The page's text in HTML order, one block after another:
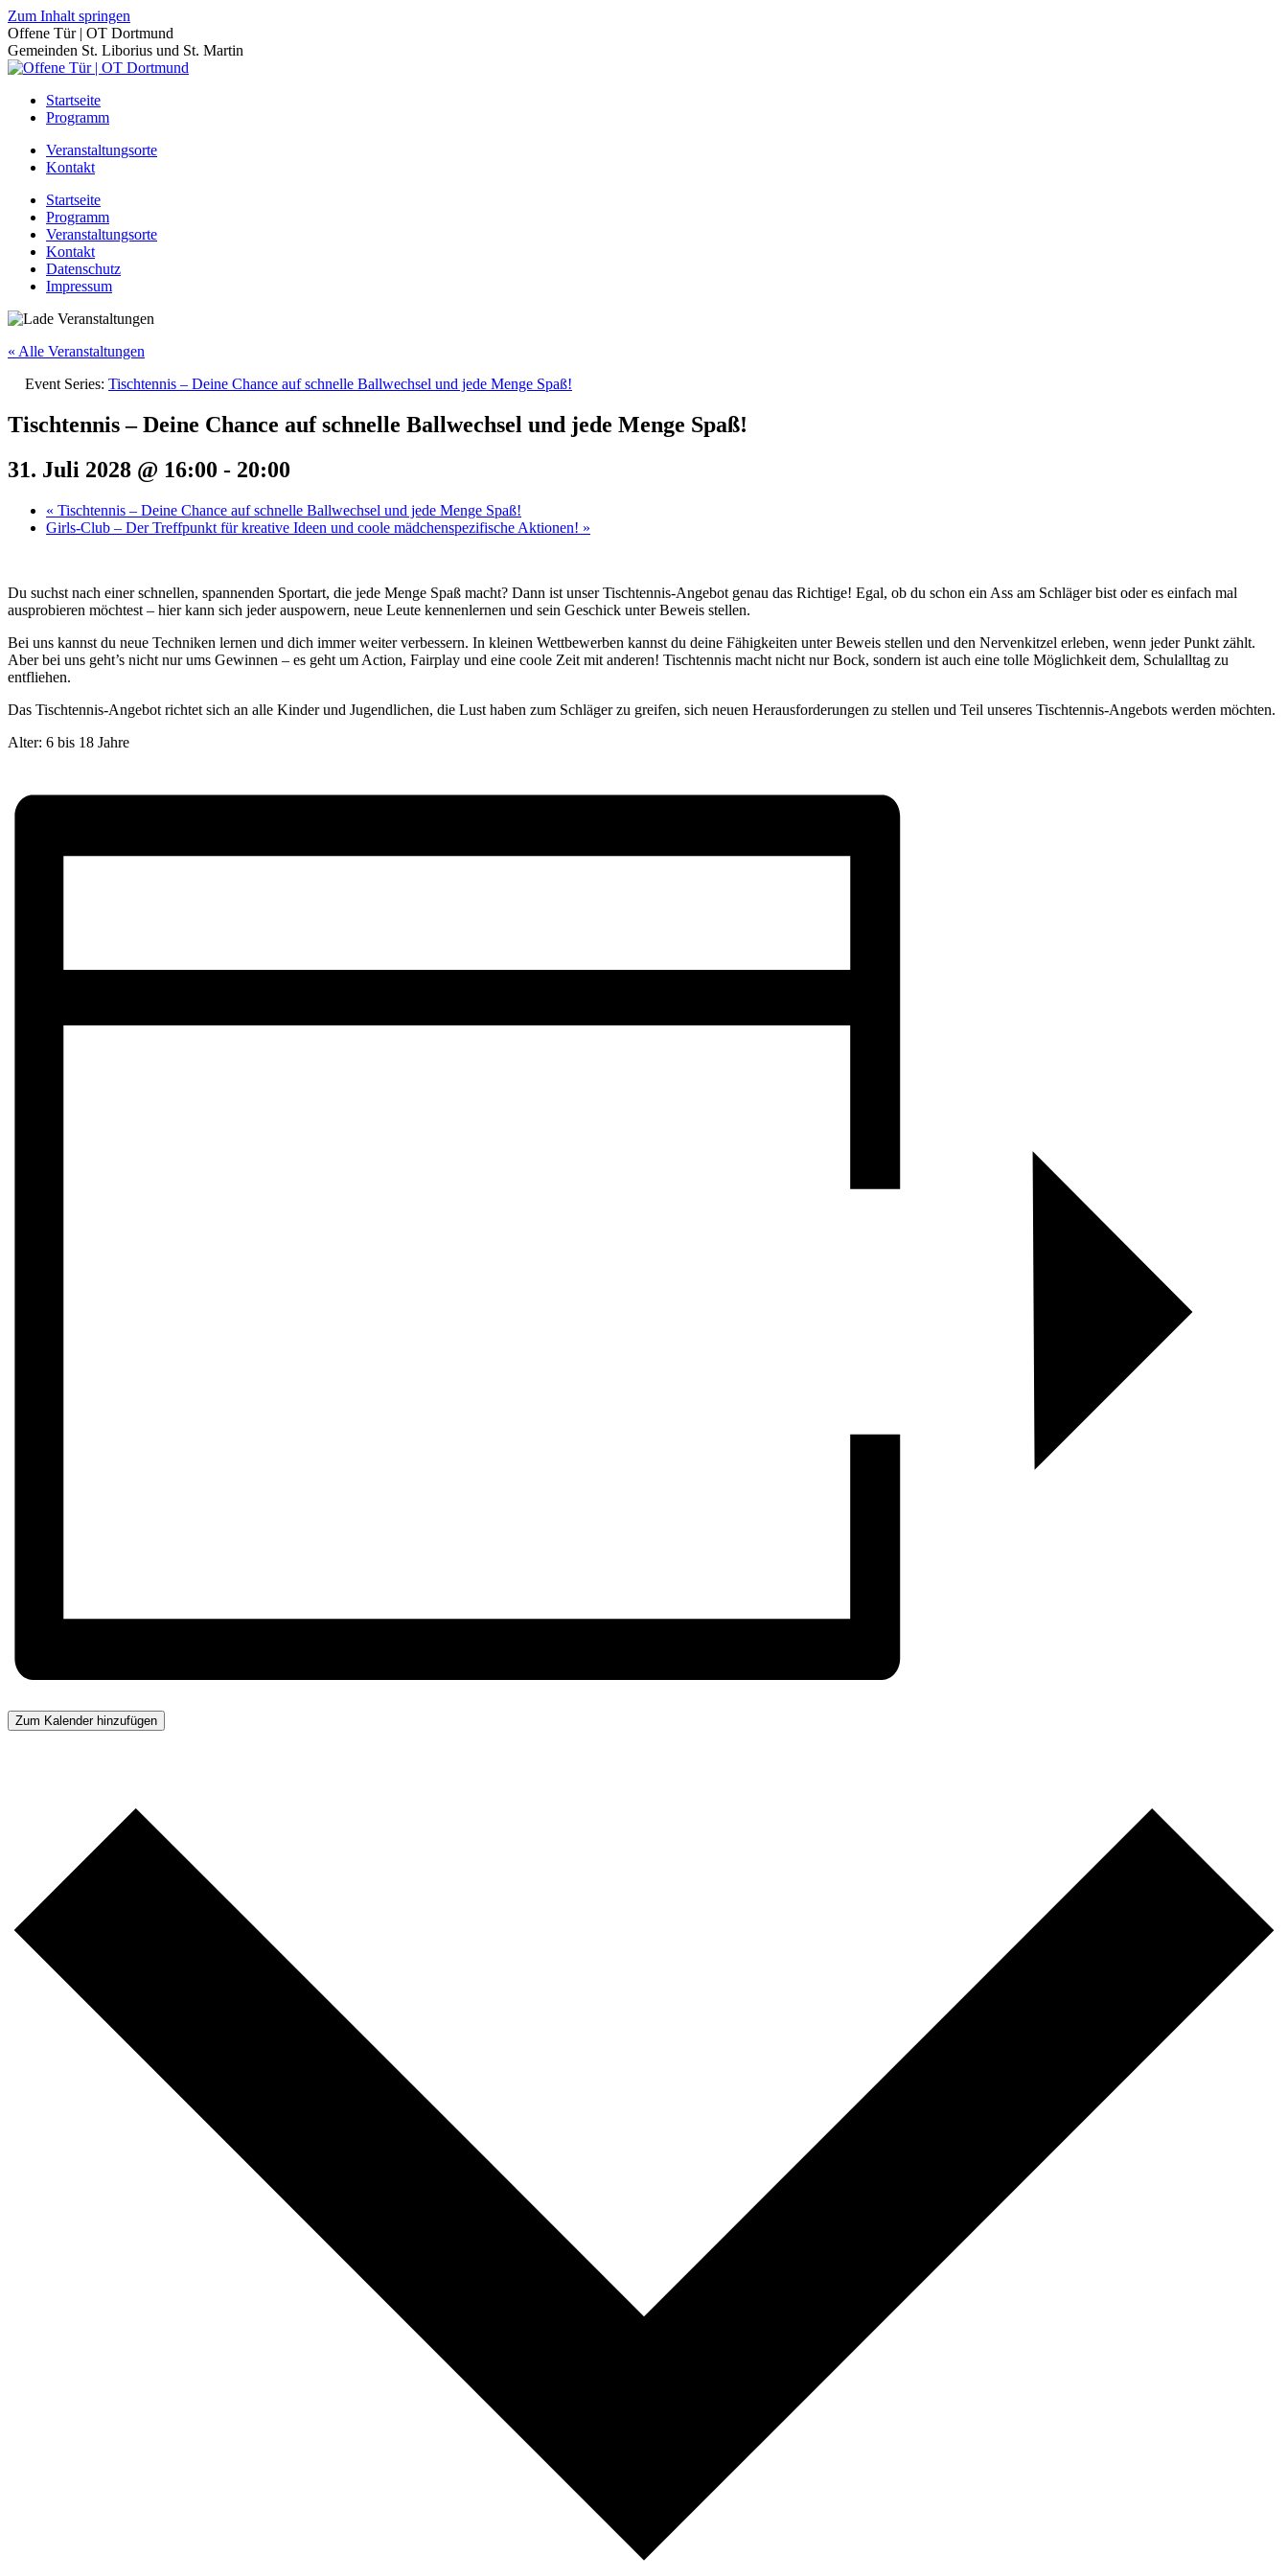
Zum Inhalt springen
Offene Tür | OT Dortmund
Gemeinden St. Liborius und St. Martin
Startseite
Programm
Veranstaltungsorte
Kontakt
Startseite
Programm
Veranstaltungsorte
Kontakt
Datenschutz
Impressum
« Alle Veranstaltungen
Event Series: Tischtennis – Deine Chance auf schnelle Ballwechsel und jede Menge Spaß!
Tischtennis – Deine Chance auf schnelle Ballwechsel und jede Menge Spaß!
31. Juli 2028 @ 16:00 - 20:00
« Tischtennis – Deine Chance auf schnelle Ballwechsel und jede Menge Spaß!
Girls-Club – Der Treffpunkt für kreative Ideen und coole mädchenspezifische Aktionen! »
Du suchst nach einer schnellen, spannenden Sportart, die jede Menge Spaß macht? Dann ist unser Tischtennis-Angebot genau das Richtige! Egal, ob du schon ein Ass am Schläger bist oder es einfach mal
ausprobieren möchtest – hier kann sich jeder auspowern, neue Leute kennenlernen und sein Geschick unter Beweis stellen.
Bei uns kannst du neue Techniken lernen und dich immer weiter verbessern. In kleinen Wettbewerben kannst du deine Fähigkeiten unter Beweis stellen und den Nervenkitzel erleben, wenn jeder Punkt zählt.
Aber bei uns geht’s nicht nur ums Gewinnen – es geht um Action, Fairplay und eine coole Zeit mit anderen! Tischtennis macht nicht nur Bock, sondern ist auch eine tolle Möglichkeit dem, Schulalltag zu
entfliehen.
Das Tischtennis-Angebot richtet sich an alle Kinder und Jugendlichen, die Lust haben zum Schläger zu greifen, sich neuen Herausforderungen zu stellen und Teil unseres Tischtennis-Angebots werden möchten.
Alter: 6 bis 18 Jahre
Zum Kalender hinzufügen